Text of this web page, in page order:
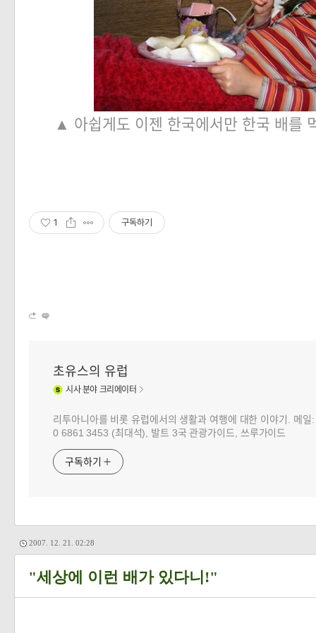
▲ 아쉽게도 이젠 한국에서만 한국 배를
1 구독하기
초유스의 유럽
시사분야 크리에이터
리투아니아를 비롯 유럽에서의 생활과 여행에 대한 이야기. 메
0 6861 3453 (최대석), 발트 3국 관광가이드, 쓰루가이드
구독하기
2007. 12. 21. 02:28
"세상에 이런 배가 있다니!"